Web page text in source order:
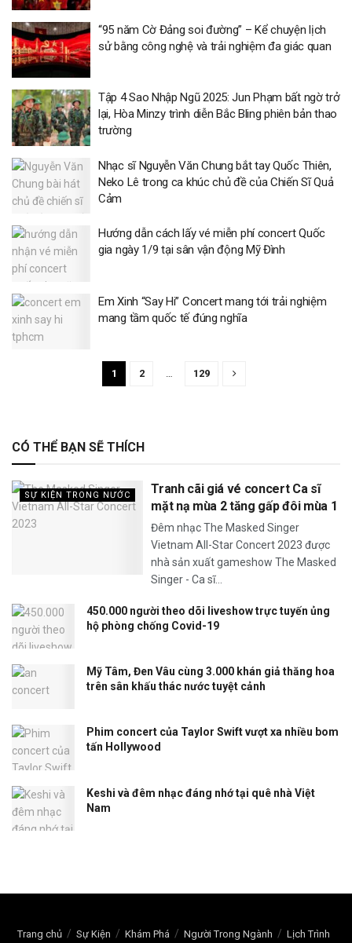
“95 năm Cờ Đảng soi đường” – Kể chuyện lịch
sử bằng công nghệ và trải nghiệm đa giác quan
Tập 4 Sao Nhập Ngũ 2025: Jun Phạm bất ngờ trở
lại, Hòa Minzy trình diễn Bắc Bling phiên bản thao
trường
Nhạc sĩ Nguyễn Văn Chung bắt tay Quốc Thiên,
Neko Lê trong ca khúc chủ đề của Chiến Sĩ Quả
Cảm
Hướng dẫn cách lấy vé miễn phí concert Quốc
gia ngày 1/9 tại sân vận động Mỹ Đình
Em Xinh “Say Hi” Concert mang tới trải nghiệm
mang tầm quốc tế đúng nghĩa
1 2 … 129
CÓ THỂ BẠN SẼ THÍCH
SỰ KIỆN TRONG NƯỚC
Tranh cãi giá vé concert Ca sĩ
mặt nạ mùa 2 tăng gấp đôi mùa 1
Đêm nhạc The Masked Singer
Vietnam All-Star Concert 2023 được
nhà sản xuất gameshow The Masked
Singer - Ca sĩ...
450.000 người theo dõi liveshow trực tuyến ủng
hộ phòng chống Covid-19
Mỹ Tâm, Đen Vâu cùng 3.000 khán giả thăng hoa
trên sân khấu thác nước tuyệt cảnh
Phim concert của Taylor Swift vượt xa nhiều bom
tấn Hollywood
Keshi và đêm nhạc đáng nhớ tại quê nhà Việt
Nam
Trang chủ Sự Kiện Khám Phá Người Trong Ngành Lịch Trình